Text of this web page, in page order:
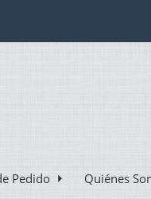
Pedido Quiénes